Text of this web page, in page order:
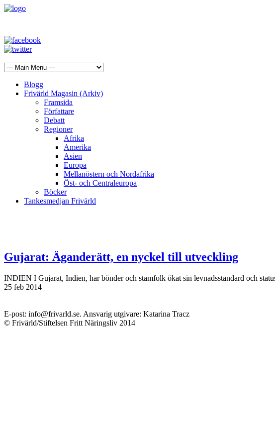
Blogg
Frivärld Magasin (Arkiv)
Framsida
Författare
Debatt
Regioner
Afrika
Amerika
Asien
Europa
Mellanöstern och Nordafrika
Öst- och Centraleuropa
Böcker
Tankesmedjan Frivärld
Gujarat: Äganderätt, en nyckel till utveckling
INDIEN I Gujarat, Indien, har bönder och stamfolk ökat sin levnadsstandard och
25 feb 2014
E-post: info@frivarld.se. Ansvarig utgivare: Katarina Tracz
© Frivärld/Stiftelsen Fritt Näringsliv 2014